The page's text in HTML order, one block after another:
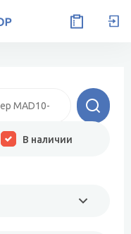
В наличии